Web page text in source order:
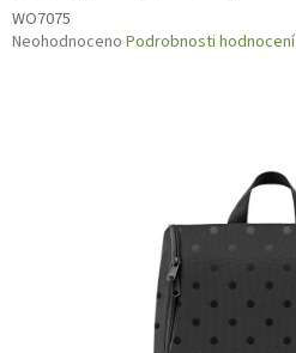
WO7075
Průměrné
Neohodnoceno Podrobnosti hodnocení